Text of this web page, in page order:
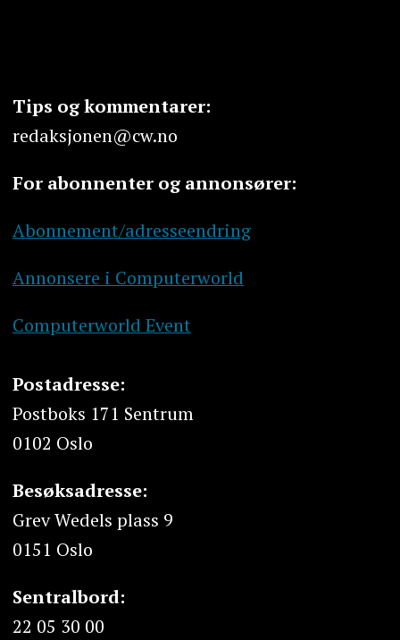
Tips og kommentarer:
redaksjonen@cw.no
For abonnenter og annonsører:
Abonnement/adresseendring
Annonsere i Computerworld
Computerworld Event
Postadresse:
Postboks 171 Sentrum
0102 Oslo
Besøksadresse:
Grev Wedels plass 9
0151 Oslo
Sentralbord:
22 05 30 00